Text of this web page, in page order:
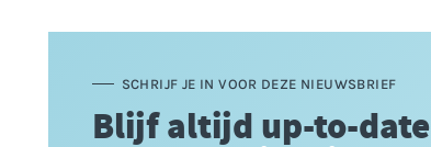
SCHRIJF JE IN VOOR DEZE NIEUWSBRIEF
Blijf altijd up-to-date